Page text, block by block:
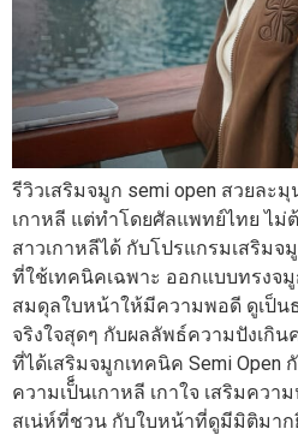
รีวิวเสริมจมูก semi open สวยละ
เกาหลี แต่ทำโดยศัลแพทย์ไทย ไม่
สาวเกาหลีได้ กับโปรแกรมเสริมจ
ที่ใช้เทคนิคเฉพาะ ออกแบบทรงจ
สมดุลใบหน้าให้มีความพอดี ดูเป็น
จริงใจสุดๆ กับผลลัพธ์ความปังเกิ
ที่ได้เสริมจมูกเทคนิค Semi
ความเป็็นเกาหลี เกาใจ เสริมคว
สเน่ห์ที่ชวน กับใบหน้าที่ดูมีมิติมาก